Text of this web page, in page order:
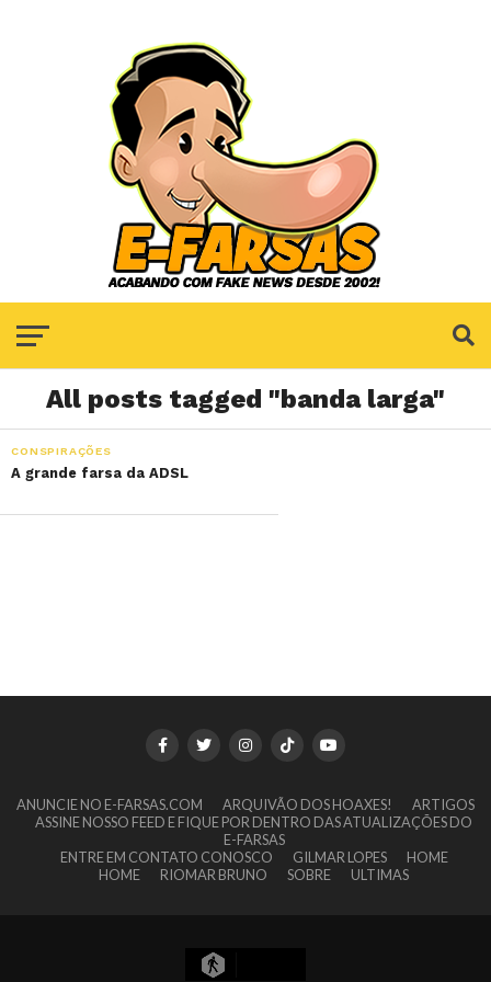
All posts tagged "banda larga"
CONSPIRAÇÕES
A grande farsa da ADSL
ANUNCIE NO E-FARSAS.COM ARQUIVÃO DOS HOAXES!
ARTIGOS
ASSINE NOSSO FEED E FIQUE POR DENTRO DAS ATUALIZAÇÕES DO
E-FARSAS
ENTRE EM CONTATO CONOSCO
GILMAR LOPES
HOME
HOME
RIOMAR BRUNO SOBRE ULTIMAS